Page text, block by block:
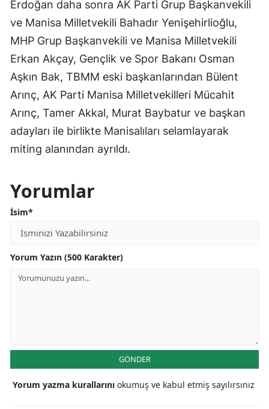
Erdoğan daha sonra AK Parti Grup Başkanvekili
ve Manisa Milletvekili Bahadır Yenişehirlioğlu,
MHP Grup Başkanvekili ve Manisa Milletvekili
Erkan Akçay, Gençlik ve Spor Bakanı Osman
Aşkın Bak, TBMM eski başkanlarından Bülent
Arınç, AK Parti Manisa Milletvekilleri Mücahit
Arınç, Tamer Akkal, Murat Baybatur ve başkan
adayları ile birlikte Manisalıları selamlayarak
miting alanından ayrıldı.
Yorumlar
İsim*
Yorum Yazın (500 Karakter)
GÖNDER
Yorum yazma kurallarını okumuş ve kabul etmiş sayılırsınız